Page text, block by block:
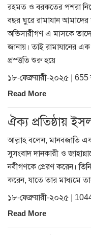
রহমত ও বরকতের পশরা
বছর ঘুরে রামাযান
অভিসারীগণ এ মাসকে
জানায়। তাই রামাযানের
প্রস্ত্ততি শুরু হয়ে
১৮-ফেব্রুয়ারী-২০২৫ | 655
Read More
ঐক্য প্রতিষ্ঠায়
আল্লাহ বলেন, মানবজাতি
সুসংবাদ দানকারী ও
নবীগণকে প্রেরণ করেন।
করেন, যাতে তার মাধ্যমে
১৮-ফেব্রুয়ারী-২০২৫ |
Read More